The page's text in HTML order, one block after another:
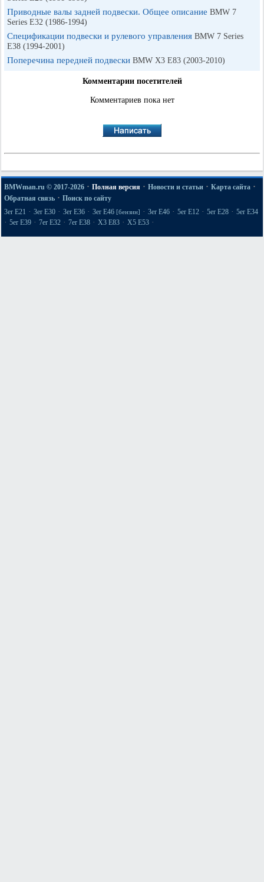
Приводные валы задней подвески. Общее описание BMW 7
Series E32 (1986-1994)
Спецификации подвески и рулевого управления BMW 7 Series
E38 (1994-2001)
Поперечина передней подвески BMW X3 E83 (2003-2010)
Комментарии посетителей
Комментариев пока нет
BMWman.ru © 2017-2026 · Полная версия · Новости и статьи · Карта сайта ·
Обратная связь · Поиск по сайту
3er E21 · 3er E30 · 3er E36 · 3er E46 [бензин] · 3er E46 · 5er E12 · 5er E28 · 5er E34
· 5er E39 · 7er E32 · 7er E38 · X3 E83 · X5 E53 ·